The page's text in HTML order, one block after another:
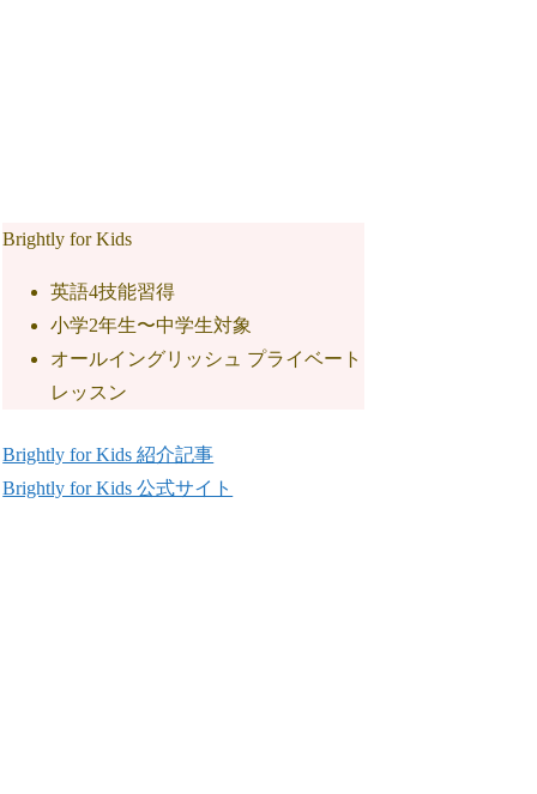
Brightly for Kids
英語4技能習得
小学2年生〜中学生対象
オールイングリッシュ プライベート
レッスン
Brightly for Kids 紹介記事
Brightly for Kids 公式サイト